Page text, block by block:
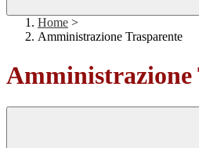
Home >
Amministrazione Trasparente
Amministrazione